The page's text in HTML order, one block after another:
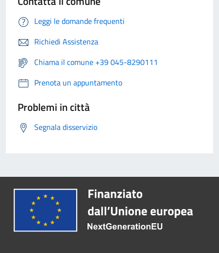
Leggi le domande frequenti
Richiedi Assistenza
Chiama il comune +39 045-8290111
Prenota un appuntamento
Problemi in città
Segnala disservizio